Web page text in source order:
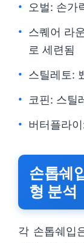
오벌: 손가
스퀘어 라
로 세련됨
스틸레토:
코핀: 스틸
버터플라
손톱쉐
형 분석
각 손톱쉐입